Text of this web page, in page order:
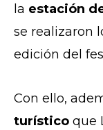
la estación
se realizaron
edición del
Con ello,
turístico que